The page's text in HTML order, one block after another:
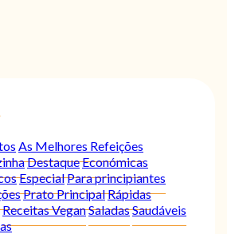
As Melhores Refeições
DestaqueEconómicas
EspecialPara principiantes
Prato PrincipalRápidas
Receitas VeganSaladasSaudáveis